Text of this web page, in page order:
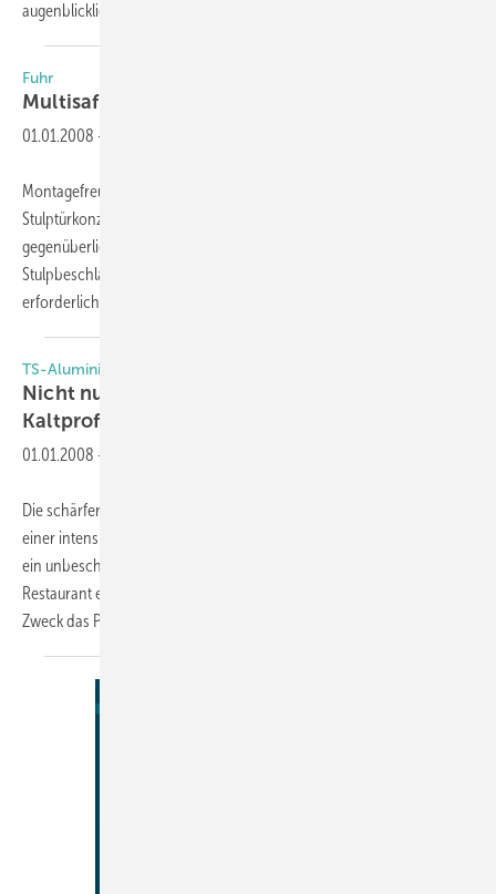
augenblicklichen Stand
Fuhr
Multisafe 845 für
01.01.2008 -
Montagefreundlichkeit und harmonische Türoptik sollen dieses neue
Stulptürkonzept mit einteiliger Schließleiste für Kunststofftüren mit
gegenüberliegender Beschlagnut auszeichnen. Weder für den
Stulpbeschlag noch für die Schließleiste sind Ausfräsungen
erforderlich. Selbst die Demontage
TS-Aluminium-Profilsysteme GmbH & Co.KG
Nicht nur für Raucher: Funktionsräume aus
Kaltprofilen
01.01.2008 -
Die schärferen Gesetze für Raucher in öffentlichen Räumen haben zu
einer intensiven Diskussion darüber geführt, wie Raucher dennoch
ein unbeschwerter, genussreicher Aufenthalt zum Beispiel in einem
Restaurant ermöglicht werden kann. TS Aluminium bietet für diesen
Zweck das Profilsystem